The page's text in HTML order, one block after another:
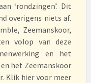
‘rondzingen’. Dit
overigens niets af.
Zeemanskoor,
volop van deze
en het
het Zeemanskoor
Klik hier voor meer